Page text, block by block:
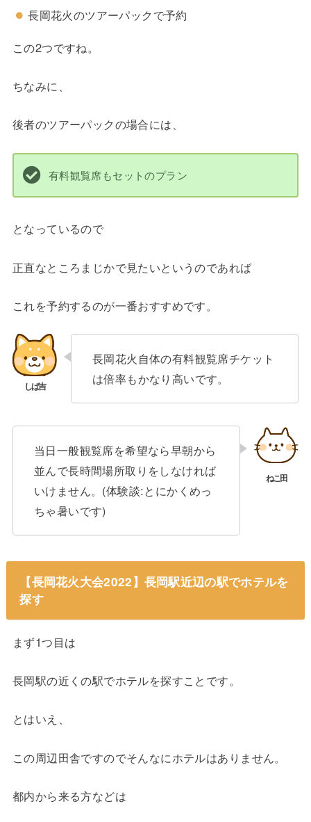
長岡花火のツアーパックで予約
この2つですね。
ちなみに、
後者のツアーパックの場合には、
有料観覧席もセットのプラン
となっているので
正直なところまじかで見たいというのであれば
これを予約するのが一番おすすめです。
長岡花火自体の有料観覧席チケット
は倍率もかなり高いです。
当日一般観覧席を希望なら早朝から
並んで長時間場所取りをしなければ
いけません。(体験談:とにかくめっ
ちゃ暑いです)
【長岡花火大会2022】長岡駅近辺の駅でホテルを
探す
まず1つ目は
長岡駅の近くの駅でホテルを探すことです。
とはいえ、
この周辺田舎ですのでそんなにホテルはありません。
都内から来る方などは